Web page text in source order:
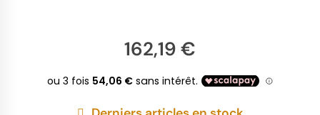
162,19 €